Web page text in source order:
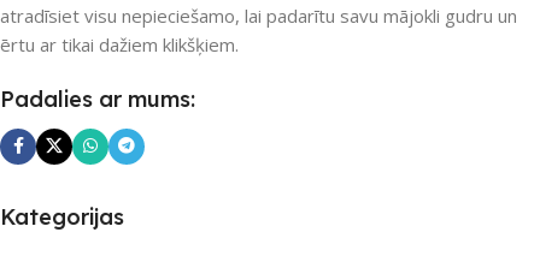
UZREIZ PIEEJAMAIS
atradīsiet visu nepieciešamo, lai padarītu savu mājokli gudru un
ērtu ar tikai dažiem klikšķiem.
Padalies ar mums:
Kategorijas